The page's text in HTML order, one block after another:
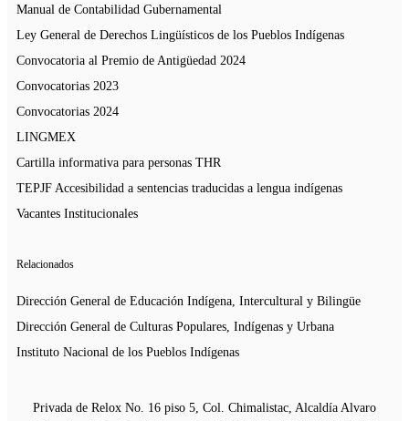
Manual de Contabilidad Gubernamental
Ley General de Derechos Lingüísticos de los Pueblos Indígenas
Convocatoria al Premio de Antigüedad 2024
Convocatorias 2023
Convocatorias 2024
LINGMEX
Cartilla informativa para personas THR
TEPJF Accesibilidad a sentencias traducidas a lengua indígenas
Vacantes Institucionales
Relacionados
Dirección General de Educación Indígena, Intercultural y Bilingüe
Dirección General de Culturas Populares, Indígenas y Urbana
Instituto Nacional de los Pueblos Indígenas
Privada de Relox No. 16 piso 5, Col. Chimalistac, Alcaldía Alvaro